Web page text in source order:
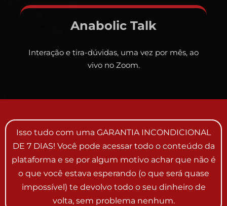
Anabolic Talk
Interação e tira-dúvidas, uma vez por mês, ao
vivo no Zoom.
Isso tudo com uma GARANTIA INCONDICIONAL
DE 7 DIAS! Você pode acessar todo o conteúdo da
plataforma e se por algum motivo achar que não é
o que você estava esperando (o que será quase
impossível) te devolvo todo o seu dinheiro de
volta, sem problema nenhum.